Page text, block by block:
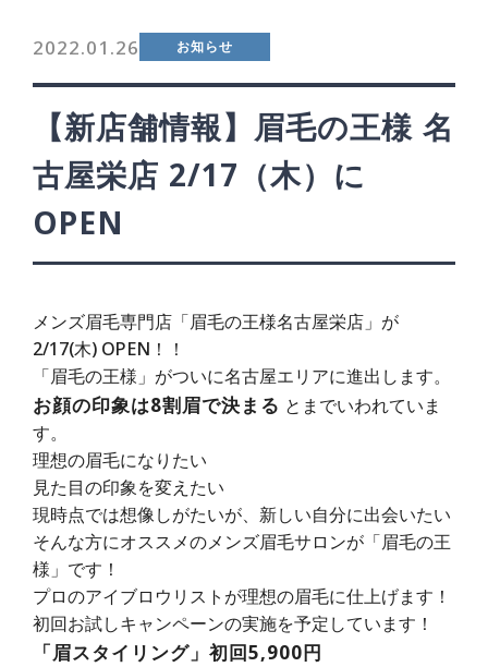
2022.01.26 お知らせ
【新店舗情報】眉毛の王様 名
古屋栄店 2/17（木）に
OPEN
メンズ眉毛専門店「眉毛の王様名古屋栄店」が
2/17(木) OPEN！！
「眉毛の王様」がついに名古屋エリアに進出します。
お顔の印象は8割眉で決まる とまでいわれていま
す。
理想の眉毛になりたい
見た目の印象を変えたい
現時点では想像しがたいが、新しい自分に出会いたい
そんな方にオススメのメンズ眉毛サロンが「眉毛の王
様」です！
プロのアイブロウリストが理想の眉毛に仕上げます！
初回お試しキャンペーンの実施を予定しています！
「眉スタイリング」初回5,900円